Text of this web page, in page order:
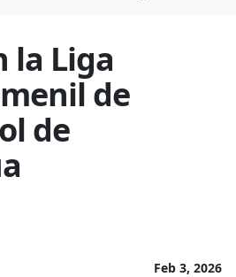
la Liga
de
de
Feb 3, 2026